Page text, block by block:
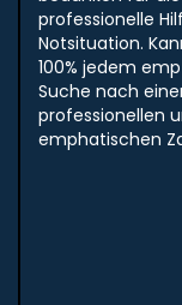
professionelle
Notsituation.
100% jedem
Suche nach
professionellen
emphatischen